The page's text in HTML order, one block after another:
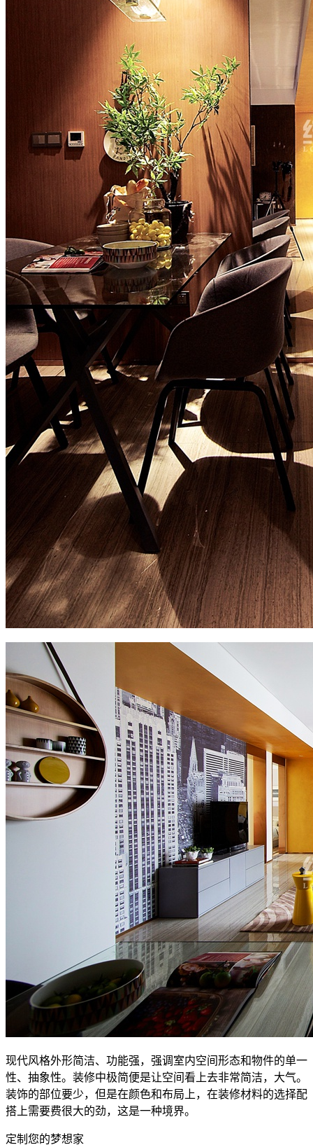
现代风格外形简洁、功能强，强调室内空间形态和物件的单一
性、抽象性。装修中极简便是让空间看上去非常简洁，大气。
装饰的部位要少，但是在颜色和布局上，在装修材料的选择配
搭上需要费很大的劲，这是一种境界。
定制您的梦想家